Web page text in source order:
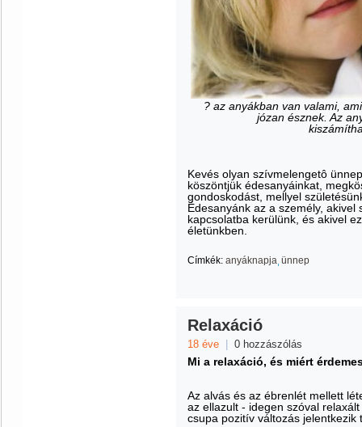
? az anyákban van valami,
józan észnek. Az
Kevés olyan szívmelengetô
köszöntjük édesanyáinkat,
gondoskodást, mellyel
Édesanyánk az a személy,
kapcsolatba kerülünk, és akivel
életünkben.
Címkék: anyáknapja ünnep
Relaxáció
18 éve 0 hozzászólás
Mi a relaxáció, és miért
Az alvás és az ébrenlét mellett
az ellazult - idegen szóval
csupa pozitív változás jelentkezik